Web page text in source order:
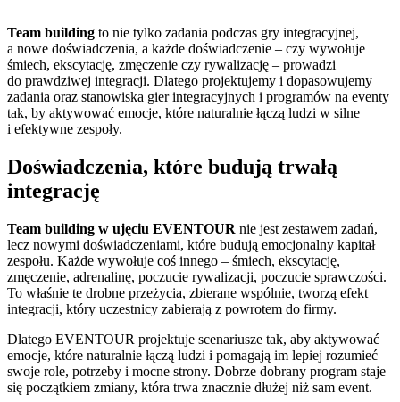
Team building to nie tylko zadania podczas gry integracyjnej,
a nowe doświadczenia, a każde doświadczenie – czy wywołuje
śmiech, ekscytację, zmęczenie czy rywalizację – prowadzi
do prawdziwej integracji. Dlatego projektujemy i dopasowujemy
zadania oraz stanowiska gier integracyjnych i programów na eventy
tak, by aktywować emocje, które naturalnie łączą ludzi w silne
i efektywne zespoły.
Doświadczenia, które budują trwałą
integrację
Team building w ujęciu EVENTOUR nie jest zestawem zadań,
lecz nowymi doświadczeniami, które budują emocjonalny kapitał
zespołu. Każde wywołuje coś innego – śmiech, ekscytację,
zmęczenie, adrenalinę, poczucie rywalizacji, poczucie sprawczości.
To właśnie te drobne przeżycia, zbierane wspólnie, tworzą efekt
integracji, który uczestnicy zabierają z powrotem do firmy.
Dlatego EVENTOUR projektuje scenariusze tak, aby aktywować
emocje, które naturalnie łączą ludzi i pomagają im lepiej rozumieć
swoje role, potrzeby i mocne strony. Dobrze dobrany program staje
się początkiem zmiany, która trwa znacznie dłużej niż sam event.